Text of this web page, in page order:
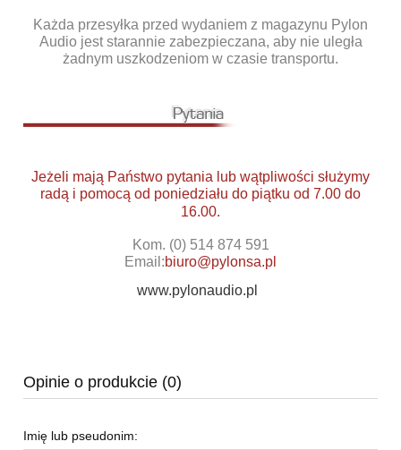
Każda przesyłka przed wydaniem z magazynu Pylon
Audio jest starannie zabezpieczana, aby nie uległa
żadnym uszkodzeniom w czasie transportu.
Jeżeli mają Państwo pytania lub wątpliwości służymy
radą i pomocą od poniedziału do piątku od 7.00 do
16.00.
Kom. (0) 514 874 591
Email:biuro@pylonsa.pl
www.pylonaudio.pl
Opinie o produkcie (0)
Imię lub pseudonim: